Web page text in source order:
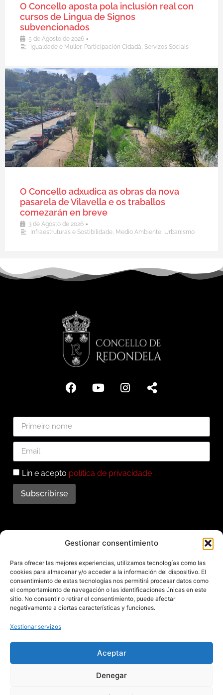
Gestionar consentimiento
Para ofrecer las mejores experiencias, utilizamos tecnologías como las
cookies para almacenar y/o acceder a la información del dispositivo. El
consentimiento de estas tecnologías nos permitirá procesar datos como
el comportamiento de navegación o las identificaciones únicas en este
sitio. No consentir o retirar el consentimiento, puede afectar
negativamente a ciertas características y funciones.
Xestionar servizos
Aceptar
Denegar
O Concello aposta pola inclusión real con
cursos de Lingua de Signos
subvencionados
5 de Agosto de 2026 •
Igualdade e Muller, Participación Cidadá Servizos Sociais
O Concello adxudica as obras da nova
pasarela de Vilavella e os traballos
comezarán en breve
3 de Agosto de 2026 •
Infraestruturas e Sostibilidade Medio Ambiente Urbanismo
Lin e acepto política de privacidade
Subscribirse
Subscríbete ao noso
boletín
Mantente informado das últimas novidades e
actividades do municipio. Subscríbete agora e
recibe no teu enderezo electrónico toda a
Aviso legal – Política de privacidad – Cookies – Mapa web